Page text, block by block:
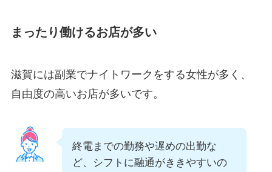
まったり働けるお店が多い
滋賀には副業でナイトワークをする女性が多く、
自由度の高いお店が多いです。
終電までの勤務や遅めの出勤な
ど、シフトに融通がききやすいの